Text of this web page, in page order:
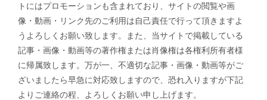
トにはプロモーションも含まれており、サイトの閲覧や画
像・動画・リンク先のご利用は自己責任で行って頂きますよ
うよろしくお願い致します。また、当サイトで掲載している
記事・画像・動画等の著作権または肖像権は各権利所有者様
に帰属致します。万が一、不適切な記事・画像・動画等がご
ざいましたら早急に対応致しますので、恐れ入りますが下記
よりご連絡の程、よろしくお願い申し上げます。